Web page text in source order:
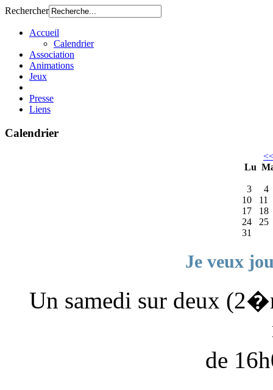
Rechercher
Accueil
Calendrier
Association
Animations
Jeux
Presse
Liens
Calendrier
Lu
3
4
10
11
17
18
24
25
31
Je veux
Un samedi sur deux
de